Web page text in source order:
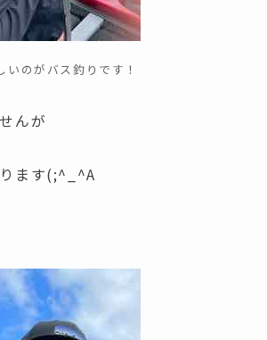
のがバス釣りです！
んが
ます(;^_^A